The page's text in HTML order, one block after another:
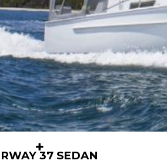
37 SEDAN